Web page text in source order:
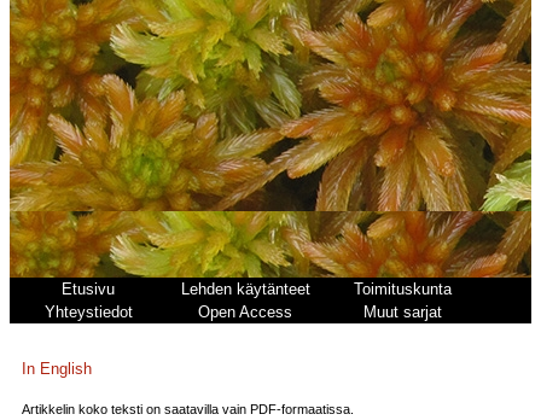
Etusivu Lehden käytänteet
Toimituskunta
Yhteystiedot
Open Access Muut sarjat
In English
Artikkelin koko teksti on saatavilla vain PDF-formaatissa.